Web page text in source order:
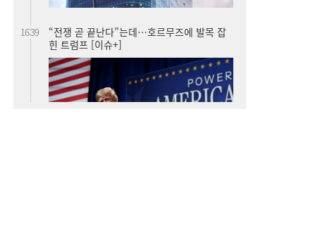
“누가 되든 한쪽은 공천 학살”…선 넘은 ‘석